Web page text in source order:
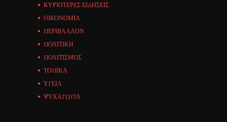
ΚΥΡΙΟΤΕΡΕΣ ΕΙΔΗΣΕΙΣ
ΟΙΚΟΝΟΜΙΑ
ΠΕΡΙΒΑΛΛΟΝ
ΠΟΛΙΤΙΚΗ
ΠΟΛΙΤΙΣΜΟΣ
ΤΟΠΙΚΑ
ΥΓΕΙΑ
ΨΥΧΑΓΩΓΙΑ